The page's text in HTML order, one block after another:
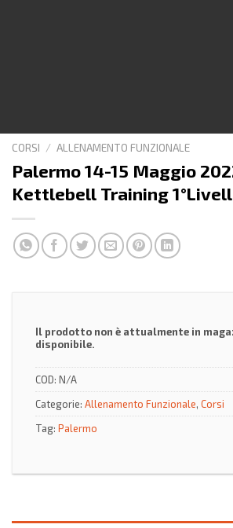
CORSI / ALLENAMENTO FUNZIONALE
Palermo 14-15 Maggio
Kettlebell Training
Il prodotto non è attualmente in
disponibile.
COD: N/A
Categorie: Allenamento Funzionale, Corsi
Tag: Palermo